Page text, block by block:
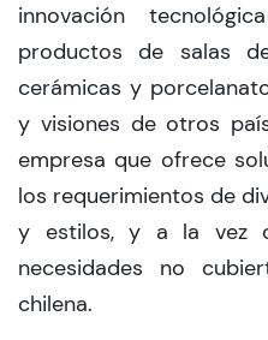
innovación
productos de salas
cerámicas y
y visiones de otros
empresa que ofrece
los requerimientos de
y estilos, y a la vez
necesidades no
chilena.